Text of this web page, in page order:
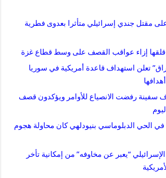
على مقتل جندي إسرائيلي متأثرا بعدوى فطرية
قلقها إزاء عواقب القصف على وسط قطاع غزة
تعلن استهداف قاعدة أمريكية في سوريا
سفينة رفضت الانصياع للأوامر ويؤكدون قصف
الحي الدبلوماسي بنيودلهي كان محاولة هجوم
“يعبر عن مخاوفه” من إمكانية تأخر